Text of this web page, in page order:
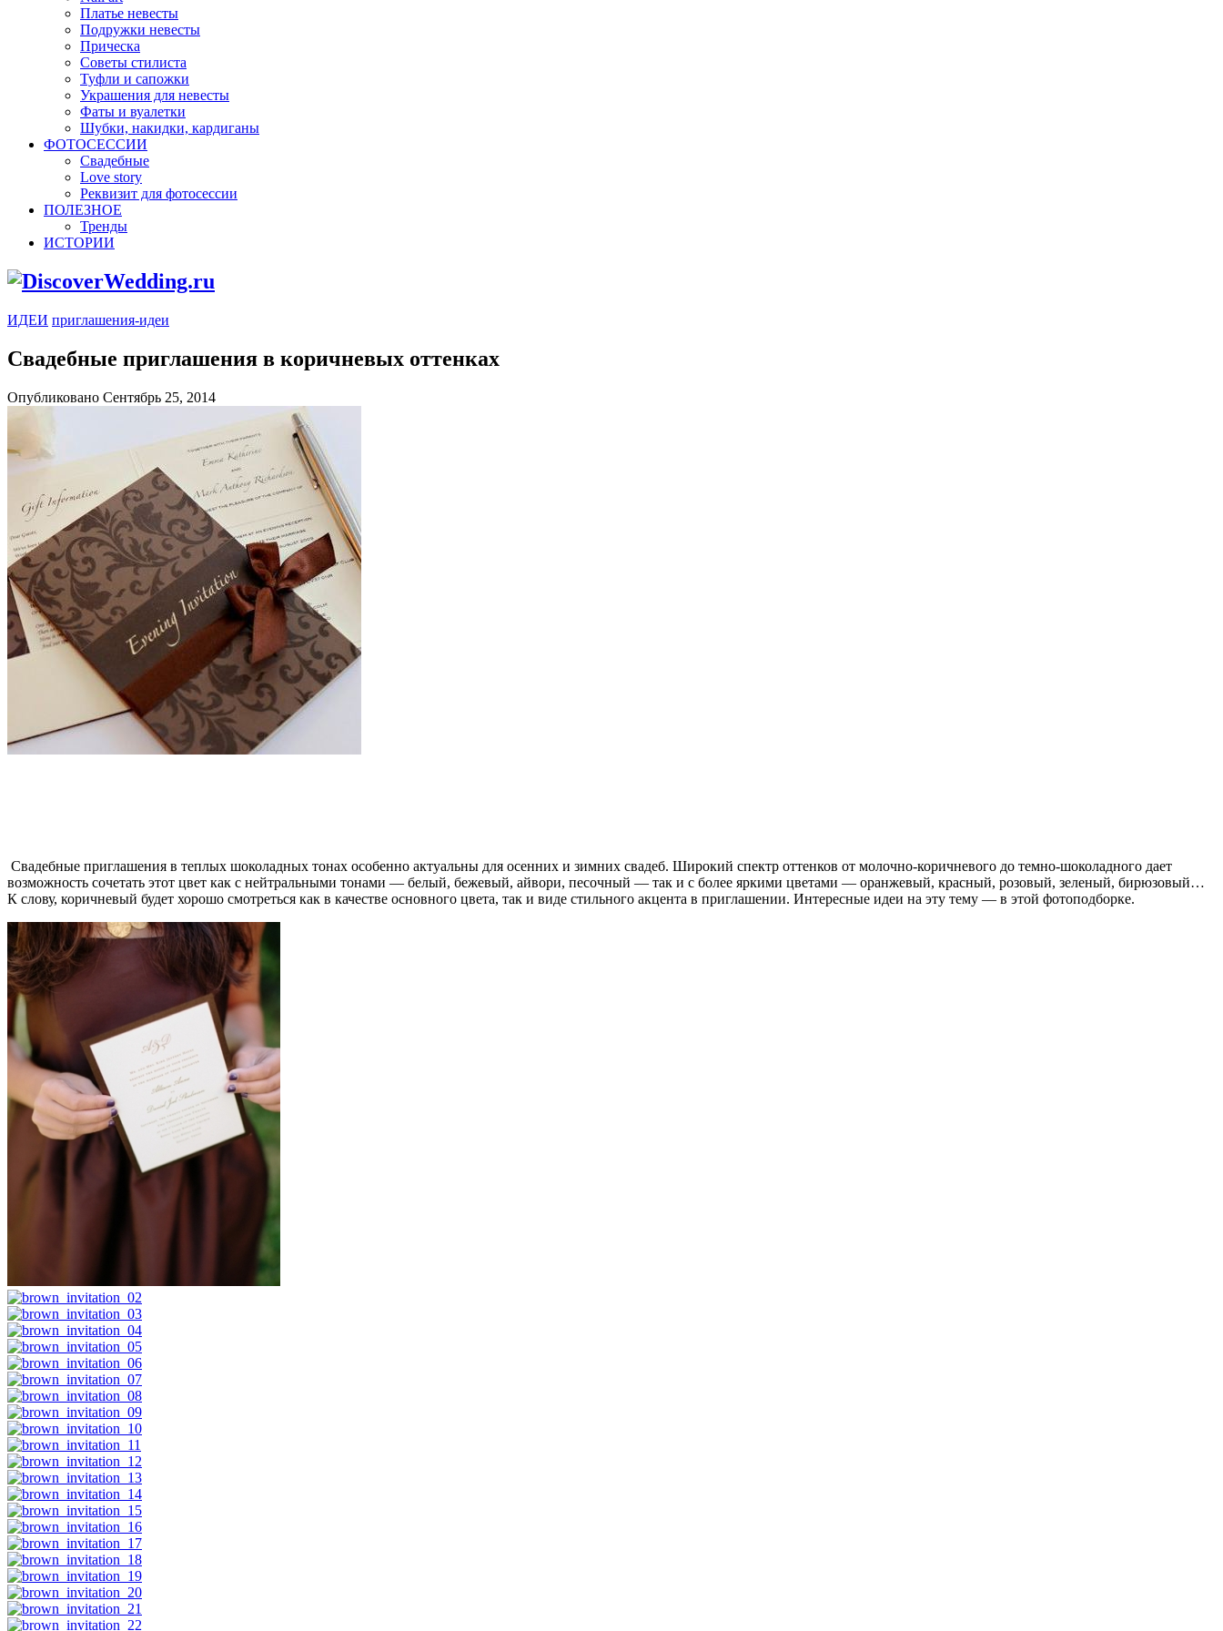
Платье невесты
Подружки невесты
Прическа
Советы стилиста
Туфли и сапожки
Украшения для невесты
Фаты и вуалетки
Шубки, накидки, кардиганы
ФОТОСЕССИИ
Свадебные
Love story
Реквизит для фотосессии
ПОЛЕЗНОЕ
Тренды
ИСТОРИИ
ИДЕИ приглашения-идеи
Свадебные приглашения в коричневых оттенках
Опубликовано Сентябрь 25, 2014
Свадебные приглашения в теплых шоколадных тонах особенно актуальны для осенних и зимних свадеб. Широкий спектр оттенков от молочно-коричневого до темно-шоколадного дает
возможность сочетать этот цвет как с нейтральными тонами — белый, бежевый, айвори, песочный — так и с более яркими цветами — оранжевый, красный, розовый, зеленый, бирюзовый…
К слову, коричневый будет хорошо смотреться как в качестве основного цвета, так и виде стильного акцента в приглашении. Интересные идеи на эту тему — в этой фотоподборке.